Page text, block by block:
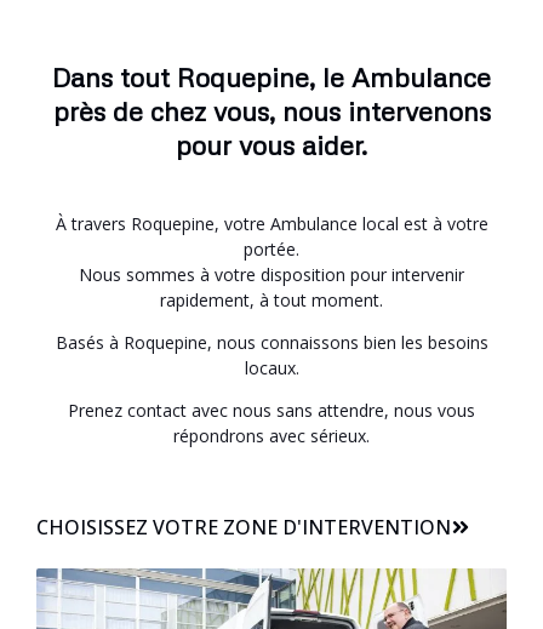
Dans tout Roquepine, le Ambulance
près de chez vous, nous intervenons
pour vous aider.
À travers Roquepine, votre Ambulance local est à votre
portée.
Nous sommes à votre disposition pour intervenir
rapidement, à tout moment.
Basés à Roquepine, nous connaissons bien les besoins
locaux.
Prenez contact avec nous sans attendre, nous vous
répondrons avec sérieux.
CHOISISSEZ VOTRE ZONE D'INTERVENTION